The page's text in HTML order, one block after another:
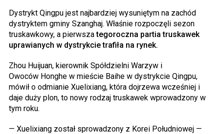
Dystrykt Qingpu jest najbardziej wysuniętym na zachód
dystryktem gminy Szanghaj. Właśnie rozpoczęli sezon
truskawkowy, a pierwszategoroczna partia truskawek
uprawianych w dystrykcie trafiła na rynek.
Zhou Huijuan, kierownik Spółdzielni Warzyw i
Owoców Honghe w mieście Baihe w dystrykcie Qingpu,
mówił o odmianie Xuelixiang, która dojrzewa wcześniej i
daje duży plon, to nowy rodzaj truskawek wprowadzony w
tym roku.
— Xuelixiang został sprowadzony z Korei Południowej —